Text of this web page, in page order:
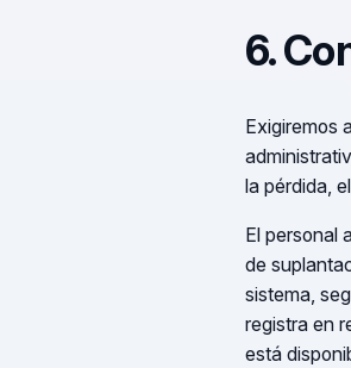
6.
Exigiremos
la pérdida,
El personal
de
sistema,
registra en
está